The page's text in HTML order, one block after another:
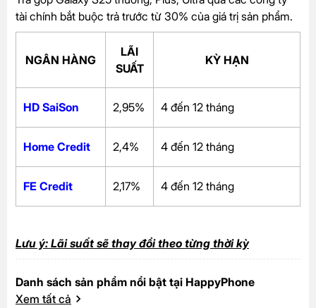
tài chính bắt buộc trả trước từ 30% của giá trị sản phẩm.
NGÂN HÀNG
LÃI
SUẤT
KỲ HẠN
HD SaiSon 2,95% 4 đến 12 tháng
Home Credit 2,4% 4 đến 12 tháng
FE Credit 2,17% 4 đến 12 tháng
Lưu ý: Lãi suất sẽ thay đổi theo từng thời kỳ
Danh sách sản phẩm nổi bật tại HappyPhone
Xem tất cả